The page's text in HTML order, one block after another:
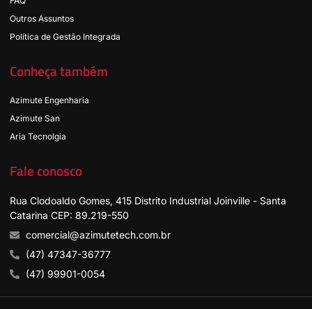
Outros Assuntos
Política de Gestão Integrada
Conheça também
Azimute Engenharia
Azimute San
Aria Tecnolgia
Fale conosco
Rua Clodoaldo Gomes, 415 Distrito Industrial Joinville - Santa
Catarina CEP: 89.219-550
comercial@azimutetech.com.br
(47) 47347-36777
(47) 99901-0054